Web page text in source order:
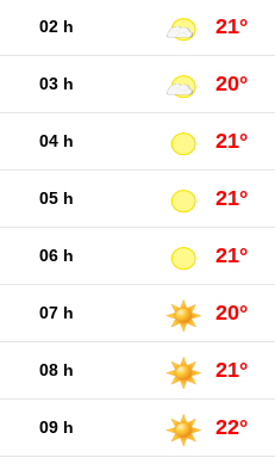
02 h 21°
03 h 20°
04 h 21°
05 h 21°
06 h 21°
07 h 20°
08 h 21°
09 h 22°